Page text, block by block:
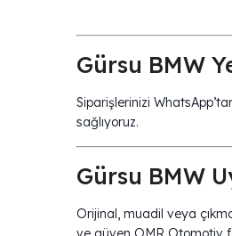
Gürsu BMW
Siparişlerinizi
sağlıyoruz.
Gürsu BMW
Orijinal, muadil veya